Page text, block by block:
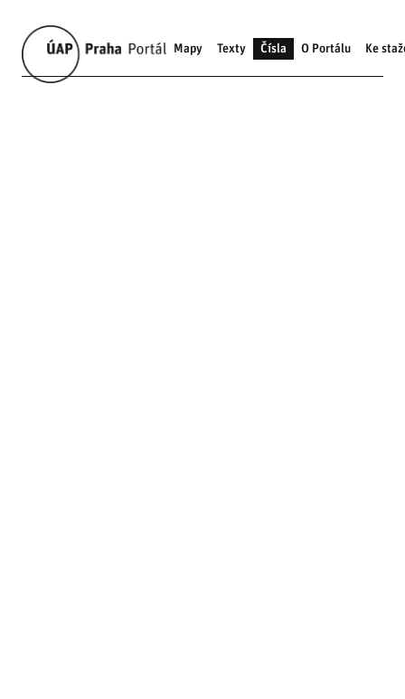
Mapy Texty Čísla O Portálu Ke